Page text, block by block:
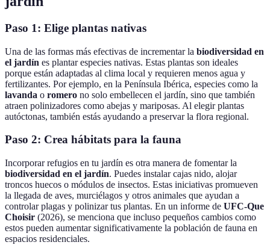
Paso 1: Elige plantas nativas
Una de las formas más efectivas de incrementar la biodiversidad en
el jardín es plantar especies nativas. Estas plantas son ideales
porque están adaptadas al clima local y requieren menos agua y
fertilizantes. Por ejemplo, en la Península Ibérica, especies como la
lavanda o romero no solo embellecen el jardín, sino que también
atraen polinizadores como abejas y mariposas. Al elegir plantas
autóctonas, también estás ayudando a preservar la flora regional.
Paso 2: Crea hábitats para la fauna
Incorporar refugios en tu jardín es otra manera de fomentar la
biodiversidad en el jardín. Puedes instalar cajas nido, alojar
troncos huecos o módulos de insectos. Estas iniciativas promueven
la llegada de aves, murciélagos y otros animales que ayudan a
controlar plagas y polinizar tus plantas. En un informe de UFC-Que
Choisir (2026), se menciona que incluso pequeños cambios como
estos pueden aumentar significativamente la población de fauna en
espacios residenciales.